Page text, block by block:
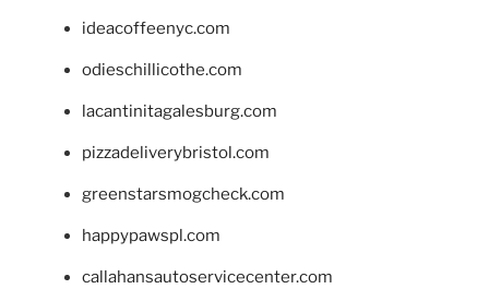
ideacoffeenyc.com
odieschillicothe.com
lacantinitagalesburg.com
pizzadeliverybristol.com
greenstarsmogcheck.com
happypawspl.com
callahansautoservicecenter.com